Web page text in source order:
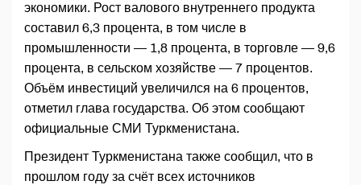
экономики. Рост валового внутреннего продукта
составил 6,3 процента, в том числе в
промышленности — 1,8 процента, в торговле — 9,6
процента, в сельском хозяйстве — 7 процентов.
Объём инвестиций увеличился на 6 процентов,
отметил глава государства. Об этом сообщают
официальные СМИ Туркменистана.
Президент Туркменистана также сообщил, что в
прошлом году за счёт всех источников